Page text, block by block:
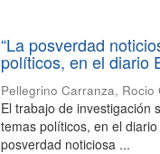
“La posverdad
políticos, en el diario
Pellegrino Carranza, Rocio
El trabajo de investigación
temas políticos, en el
posverdad noticiosa ...